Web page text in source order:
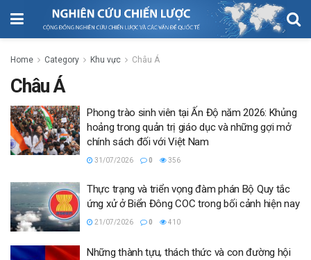
Home Category Khu vực Châu Á
Châu Á
Phong trào sinh viên tại Ấn Độ năm 2026: Khủng
hoảng trong quản trị giáo dục và những gợi mở
chính sách đối với Việt Nam
31/07/2026 0 356
Thực trạng và triển vọng đàm phán Bộ Quy tắc
ứng xử ở Biển Đông COC trong bối cảnh hiện nay
21/07/2026 0 410
Những thành tựu, thách thức và con đường hội